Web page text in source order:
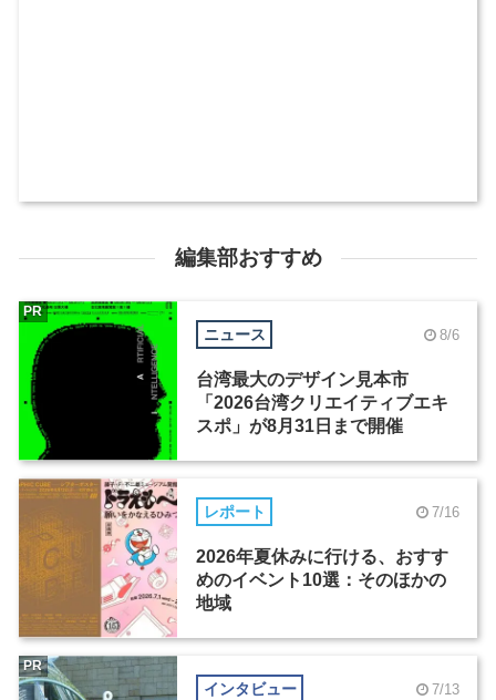
編集部おすすめ
ニュース 8/6
台湾最大のデザイン見本市
「2026台湾クリエイティブエキ
スポ」が8月31日まで開催
PR
レポート 7/16
2026年夏休みに行ける、おすす
めのイベント10選：そのほかの
地域
インタビュー 7/13
PR